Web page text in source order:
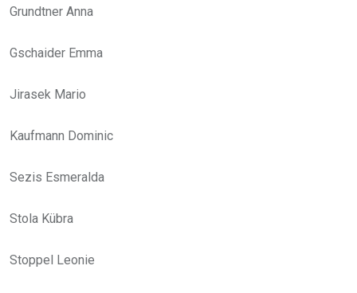
Grundtner Anna
Gschaider Emma
Jirasek Mario
Kaufmann Dominic
Sezis Esmeralda
Stola Kübra
Stoppel Leonie